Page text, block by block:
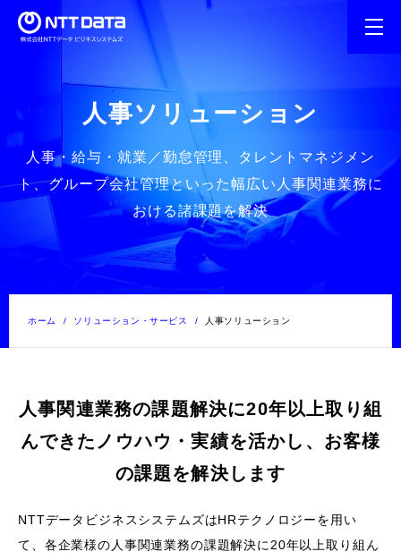
人事ソリューション
人事・給与・就業／勤怠管理、タレントマネジメン
ト、グループ会社管理といった幅広い人事関連業務に
おける諸課題を解決
ホーム ソリューション・サービス 人事ソリューション
人事関連業務の課題解決に20年以上取り組
んできたノウハウ・実績を活かし、 お客様
の課題を解決します
NTTデータビジネスシステムズはHRテクノロジーを用い
て、各企業様の人事関連業務の課題解決に20年以上取り組ん